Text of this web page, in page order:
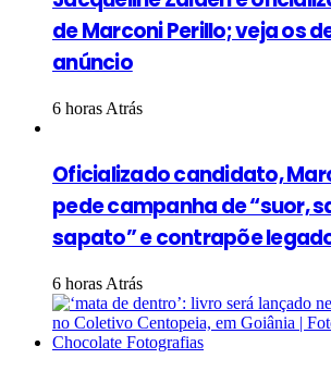
de Marconi Perillo; veja os
anúncio
6 horas Atrás
Oficializado candidato,
pede campanha de “suor,
sapato” e contrapõe
6 horas Atrás